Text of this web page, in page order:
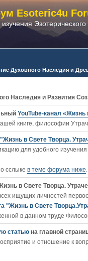
Esoteric4u
Духовного Наследия и
Наследия и Развития
YouTube‑канал
книге, философии
в Свете Творца.
для удобного
сслыке в теме форума ниже.
в Свете Творца.
ищущих личностей
"Жизнь в Свете
в данном труде
статью на главной
и отношение к